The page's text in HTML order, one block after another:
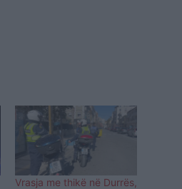
Vrasja me thikë në Durrës,